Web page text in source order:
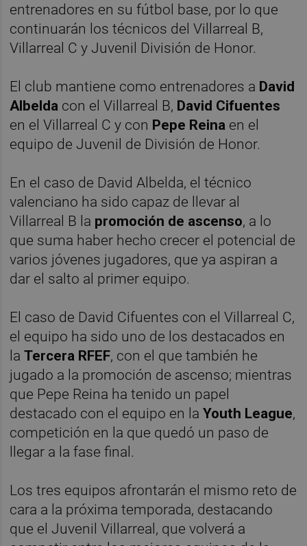
entrenadores en su fútbol base, por lo que
continuarán los técnicos del Villarreal B,
Villarreal C y Juvenil División de Honor.
El club mantiene como entrenadores a David
Albelda con el Villarreal B, David Cifuentes
en el Villarreal C y con Pepe Reina en el
equipo de Juvenil de División de Honor.
En el caso de David Albelda, el técnico
valenciano ha sido capaz de llevar al
Villarreal B la promoción de ascenso, a lo
que suma haber hecho crecer el potencial de
varios jóvenes jugadores, que ya aspiran a
dar el salto al primer equipo.
El caso de David Cifuentes con el Villarreal C,
el equipo ha sido uno de los destacados en
laTercera RFEF, con el que también he
jugado a la promoción de ascenso; mientras
que Pepe Reina ha tenido un papel
destacado con el equipo en laYouth League,
competición en la que quedó un paso de
llegar a la fase final.
Los tres equipos afrontarán el mismo reto de
cara a la próxima temporada, destacando
que el Juvenil Villarreal, que volverá a